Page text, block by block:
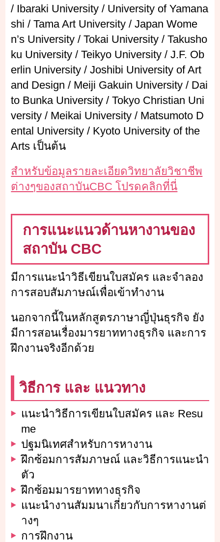
/ Ibaraki University / University of Yamana
shi / Tama Art University / Japan Wome
n’s University / Tokai University / Takusho
ku University / Teikyo University / J.F. Ob
erlin University / Joshibi University of Art
and Design / Meiji Gakuin University / Dai
to Bunka University / Tokyo Christian Uni
versity / Meikai University / Matsumoto D
ental University / Kyoto University of the
Arts เป็นต้น
สำหรับข้อมูลรายละเอียดวิทยาลัยวิชาชีพ
ต่างๆของสถาบันCBC โปรดคลิกที่นี่
การแนะแนวด้านหางานของ
สถาบัน CBC
มีการแนะนำวิธีเขียนใบสมัคร และจำลอง
การสอบสัมภาษณ์เพื่อเข้าทำงาน
นอกจากนี้ในหลักสูตรภาษาญี่ปุ่นธุรกิจ ยัง
มีการสอนเรื่องมารยาททางธุรกิจ และการ
ฝึกงานจริงอีกด้วย
วิธีการ และ แนวทาง
แนะนำวิธีการเขียนใบสมัคร และ Resu
me
ปฐมนิเทศสำหรับการหางาน
ฝึกซ้อมการสัมภาษณ์ และวิธีการแนะนำ
ตัว
ฝึกซ้อมมารยาททางธุรกิจ
แนะนำงานสัมมนาเกี่ยวกับการหางานต่
างๆ
การฝึกงาน